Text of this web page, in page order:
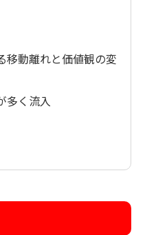
移動離れと価値観の変
多く流入